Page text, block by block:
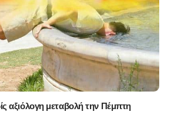
αξιόλογη μεταβολή την Πέμπτη